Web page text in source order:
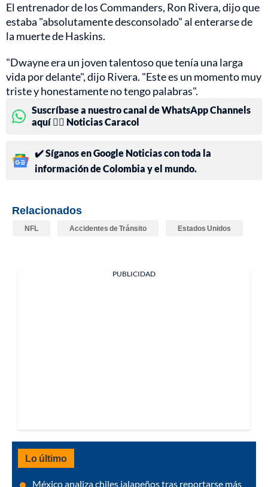
El entrenador de los Commanders, Ron Rivera, dijo que
estaba "absolutamente desconsolado" al enterarse de
la muerte de Haskins.
"Dwayne era un joven talentoso que tenía una larga
vida por delante", dijo Rivera. "Este es un momento muy
triste y honestamente no tengo palabras".
Suscríbase a nuestro canal de WhatsApp Channels
aquí 👉🏻 Noticias Caracol
✔️ Síganos en Google Noticias con toda la
información de Colombia y el mundo.
Relacionados
NFL Accidentes de Tránsito Estados Unidos
PUBLICIDAD
Lo último
México analiza chiles jalapeños tras reportarse más